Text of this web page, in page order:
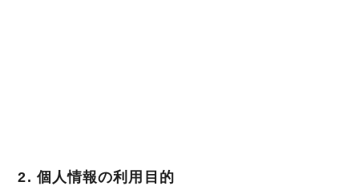
2. 個人情報の利用目的